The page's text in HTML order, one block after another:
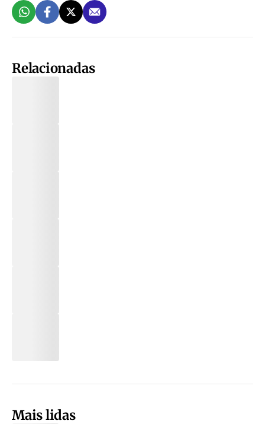
Relacionadas
Mais lidas